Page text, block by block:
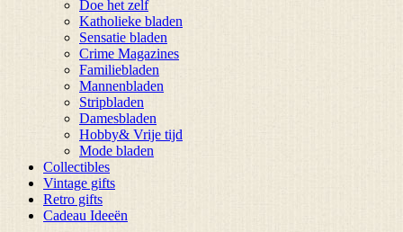
Doe het zelf
Katholieke bladen
Sensatie bladen
Crime Magazines
Familiebladen
Mannenbladen
Stripbladen
Damesbladen
Hobby& Vrije tijd
Mode bladen
Collectibles
Vintage gifts
Retro gifts
Cadeau Ideeën